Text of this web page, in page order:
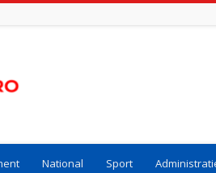
National Sport